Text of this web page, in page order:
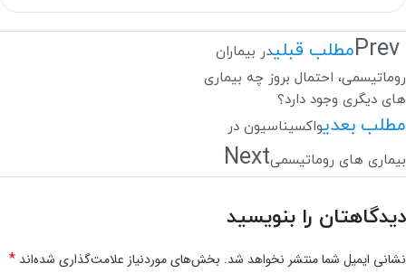
Prevمطلب قبلیدر بیماران
روماتیسمی، احتمال بروز چه بیماری
های دیگری وجود دارد؟
مطلب بعدیواکسیناسیون در
بیماری های روماتیسمیNext
دیدگاهتان را بنویسید
نشانی ایمیل شما منتشر نخواهد شد. بخش‌های موردنیاز علامت‌گذاری شده‌اند *